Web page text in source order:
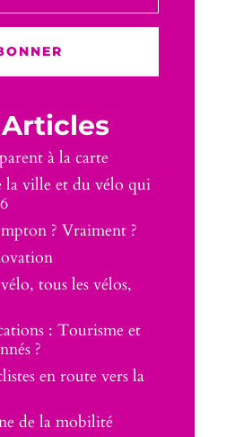
à la carte
la ville et du vélo qui
? Vraiment ?
tous les vélos,
: Tourisme et
?
en route vers la
de la mobilité